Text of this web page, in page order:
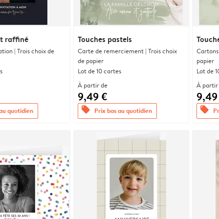
raffiné
| Trois choix de
quotidien
Touches pastels
Carte de remerciement | Trois choix
de papier
Lot de 10 cartes
À partir de
9,49 €
offers Prix bas au quotidien
papier
Lot de
À partir
offers